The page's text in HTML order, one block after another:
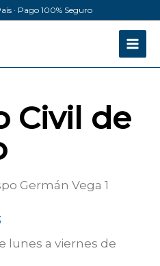
· Pago 100% Seguro
Civil de
Germán Vega 1
lunes a viernes de